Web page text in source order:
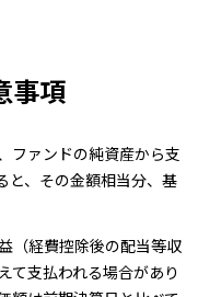
事項
ファンドの純資産から支
と、その金額相当分、基
（経費控除後の配当等収
て支払われる場合があり